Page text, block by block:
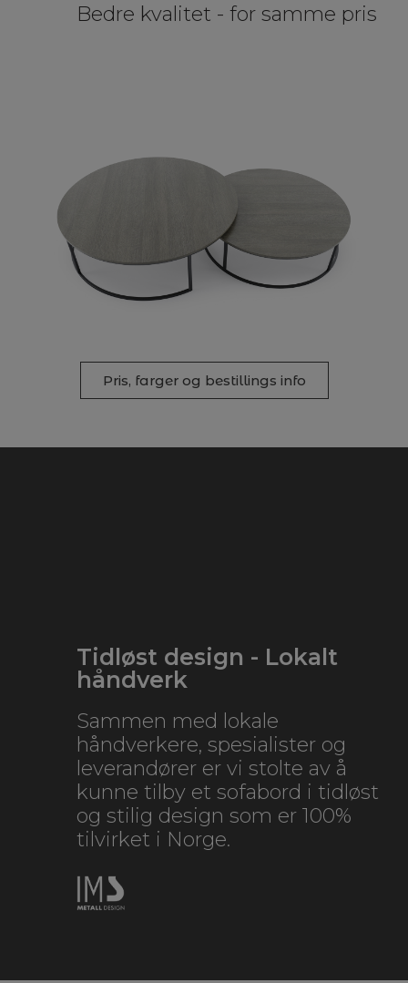
Bedre kvalitet - for samme pris
Pris, farger og bestillings info
Tidløst design - Lokalt
håndverk
Sammen med lokale
håndverkere, spesialister og
leverandører er vi stolte av å
kunne tilby et sofabord i tidløst
og stilig design som er 100%
tilvirket i Norge.